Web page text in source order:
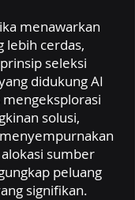
menawarkan
lebih cerdas,
seleksi
didukung AI
mengeksplorasi
solusi,
sumber
peluang
signifikan.